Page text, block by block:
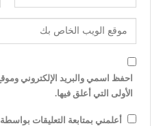
احفظ اسمي والبريد الإلكتروني
الأولى التي أعلق فيها.
أعلمني بمتابعة التعليقات بواسطة